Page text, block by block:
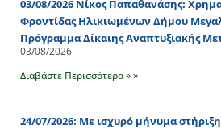
03/08/2026 Νίκος Παπαθανάσης:
Φροντίδας Ηλικιωμένων Δήμου
Πρόγραμμα Δίκαιης Αναπτυξιακής
03/08/2026
Διαβάστε Περισσότερα » »
24/07/2026: Με ισχυρό μήνυμα